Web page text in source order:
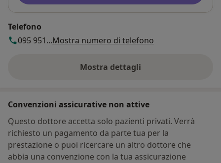
Telefono
095 951...Mostra numero di telefono
Mostra dettagli
sull'indirizzo
Convenzioni assicurative non attive
Questo dottore accetta solo pazienti privati. Verrà
richiesto un pagamento da parte tua per la
prestazione o puoi ricercare un altro dottore che
abbia una convenzione con la tua assicurazione